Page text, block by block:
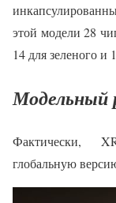
этой модели 28
14 для зеленого и
Модельный
Фактически,
глобальную